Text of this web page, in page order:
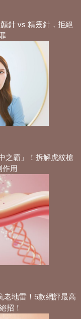
針 vs 精靈針，拒絕
之霸」！拆解虎紋槍
作用
老地雷！5款網評最高
招！